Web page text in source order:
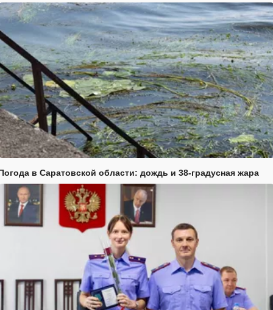
в Саратовской области: дождь и 38-градусная жара